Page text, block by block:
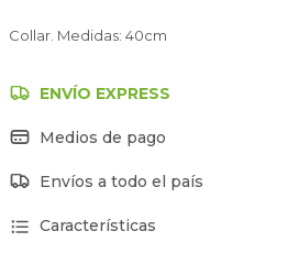
Collar. Medidas: 40cm
ENVÍO EXPRESS
Medios de pago
Envíos a todo el país
Características